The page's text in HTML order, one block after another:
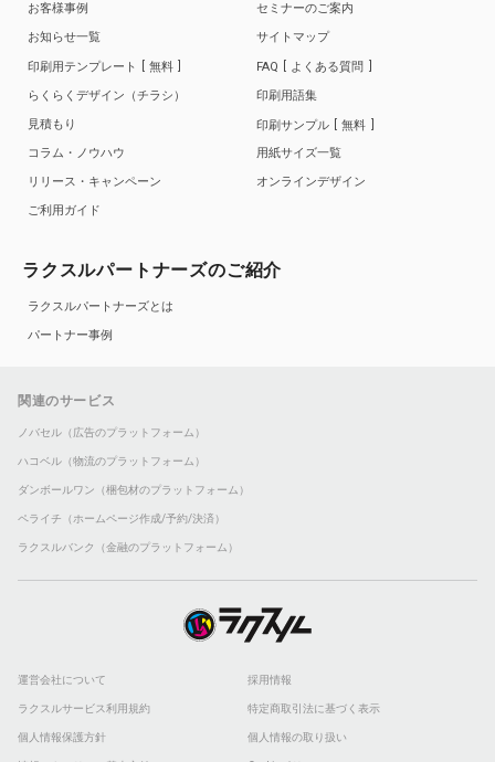
お客様事例
お知らせ一覧
印刷用テンプレート
無料
らくらくデザイン（チラシ）
見積もり
コラム・ノウハウ
リリース・キャンペーン
ご利用ガイド
セミナーのご案内
サイトマップ
FAQ
よくある質問
印刷用語集
印刷サンプル
無料
用紙サイズ一覧
オンラインデザイン
ラクスルパートナーズのご紹介
ラクスルパートナーズとは
パートナー事例
関連のサービス
ノバセル（広告のプラットフォーム）
ハコベル（物流のプラットフォーム）
ダンボールワン（梱包材のプラットフォーム）
ペライチ（ホームページ作成/予約/決済）
ラクスルバンク（金融のプラットフォーム）
運営会社について 採用情報
ラクスルサービス利用規約 特定商取引法に基づく表示
個人情報保護方針 個人情報の取り扱い